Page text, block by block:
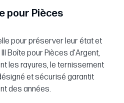
pour Pièces
pour préserver leur état et
Boîte pour Pièces d'Argent,
les rayures, le ternissement
et sécurisé garantit
des années.